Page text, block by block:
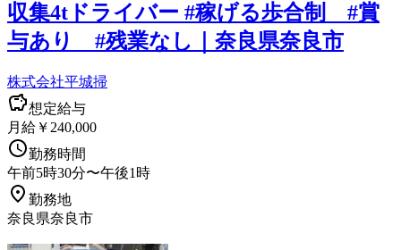
収集4tドライバー #稼げる歩合制 #賞
与あり #残業なし｜奈良県奈良市
株式会社平城掃
想定給与
月給￥240,000
勤務時間
午前5時30分〜午後1時
勤務地
奈良県奈良市